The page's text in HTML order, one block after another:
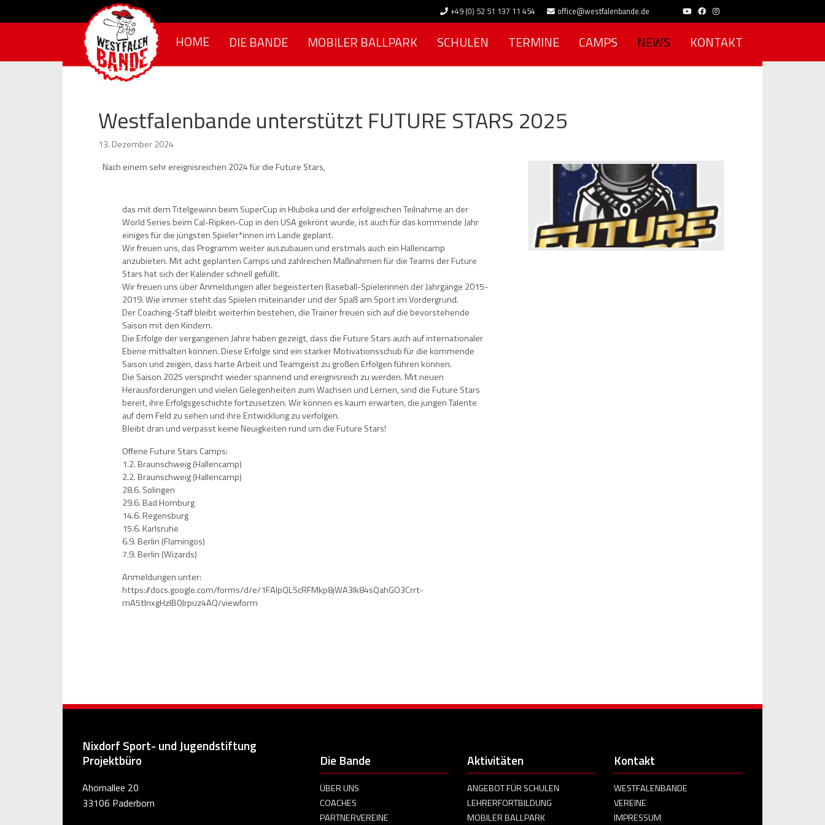
+49 (0) 52 51 137 11 454 office@westfalenbande.de
HOME DIE BANDE MOBILER BALLPARK SCHULEN TERMINE CAMPS NEWS KONTAKT
Westfalenbande unterstützt FUTURE STARS 2025
13. Dezember 2024
Nach einem sehr ereignisreichen 2024 für die Future Stars,
das mit dem Titelgewinn beim SuperCup in Hluboka und der erfolgreichen Teilnahme an der
World Series beim Cal-Ripken-Cup in den USA gekrönt wurde, ist auch für das kommende Jahr
einiges für die jüngsten Spieler*innen im Lande geplant.
Wir freuen uns, das Programm weiter auszubauen und erstmals auch ein Hallencamp
anzubieten. Mit acht geplanten Camps und zahlreichen Maßnahmen für die Teams der Future
Stars hat sich der Kalender schnell gefüllt.
Wir freuen uns über Anmeldungen aller begeisterten Baseball-Spielerinnen der Jahrgänge 2015-
2019. Wie immer steht das Spielen miteinander und der Spaß am Sport im Vordergrund.
Der Coaching-Staff bleibt weiterhin bestehen, die Trainer freuen sich auf die bevorstehende
Saison mit den Kindern.
Die Erfolge der vergangenen Jahre haben gezeigt, dass die Future Stars auch auf internationaler
Ebene mithalten können. Diese Erfolge sind ein starker Motivationsschub für die kommende
Saison und zeigen, dass harte Arbeit und Teamgeist zu großen Erfolgen führen können.
Die Saison 2025 verspricht wieder spannend und ereignisreich zu werden. Mit neuen
Herausforderungen und vielen Gelegenheiten zum Wachsen und Lernen, sind die Future Stars
bereit, ihre Erfolgsgeschichte fortzusetzen. Wir können es kaum erwarten, die jungen Talente
auf dem Feld zu sehen und ihre Entwicklung zu verfolgen.
Bleibt dran und verpasst keine Neuigkeiten rund um die Future Stars!
Offene Future Stars Camps:
1.2. Braunschweig (Hallencamp)
2.2. Braunschweig (Hallencamp)
28.6. Solingen
29.6. Bad Homburg
14.6. Regensburg
15.6. Karlsruhe
6.9. Berlin (Flamingos)
7.9. Berlin (Wizards)
Anmeldungen unter:
https://docs.google.com/forms/d/e/1FAIpQLScRFMkp8jWA3lk84sQahGO3Crrt-
mA5tlnxgHzIB0Jrpuz4AQ/viewform
Nixdorf Sport- und Jugendstiftung
Projektbüro
Ahornallee 20
33106 Paderborn
Die Bande
ÜBER UNS
COACHES
PARTNERVEREINE
Aktivitäten
ANGEBOT FÜR SCHULEN
LEHRERFORTBILDUNG
MOBILER BALLPARK
Kontakt
WESTFALENBANDE
VEREINE
IMPRESSUM